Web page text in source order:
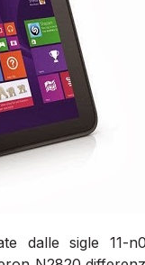
dalle sigle 11-